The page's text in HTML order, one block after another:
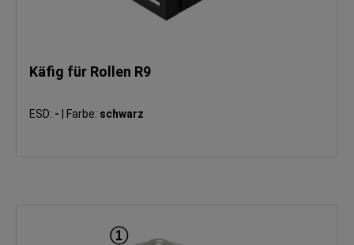
Käfig für Rollen R9
ESD: - Farbe: schwarz